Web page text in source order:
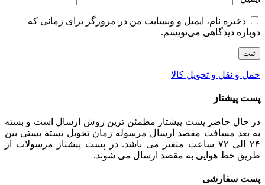
ذخیره نام، ایمیل و وبسایت من در مرورگر برای زمانی که
دوباره دیدگاهی می‌نویسم.
حمل و نقل و تحویل کالا
پست پیشتاز
در حال حاضر پست پیشتاز مطمئن ترین روش ارسال است و بسته
به بعد مسافت مقصد ارسال مرسوله زمان تحویل بسته پستی بین
۲۴ الی ۷۲ ساعت متغیر می باشد. در پست پیشتاز مرسولات از
طریق خط هوایی به مقصد ارسال می شوند.
پست سفارشی